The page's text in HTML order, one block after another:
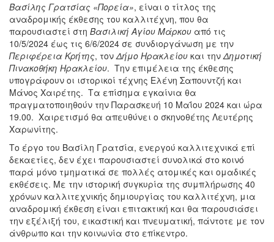
Βασίλης Γρατσίας «Πορεία», είναι ο τίτλος της
αναδρομικής έκθεσης του καλλιτέχνη, που θα
παρουσιαστεί στη Βασιλική Αγίου Μάρκου από τις
10/5/2024 έως τις 6/6/2024 σε συνδιοργάνωση με την
Περιφέρεια Κρήτης, τονΔήμο Ηρακλείου και τηνΔημοτική
Πινακοθήκη Ηρακλείου. Την επιμέλεια της έκθεσης
υπογράφουν οι ιστορικοί τέχνης Ελένη Σαπουντζή και
Μάνος Χαιρέτης. Τα επίσημα εγκαίνια θα
πραγματοποιηθούν την Παρασκευή 10 Μαΐου 2024 και ώρα
19.00. Χαιρετισμό θα απευθύνει ο σκηνοθέτης Λευτέρης
Χαρωνίτης.
Το έργο του Βασίλη Γρατσία, ενεργού καλλιτεχνικά επί
δεκαετίες, δεν έχει παρουσιαστεί συνολικά στο κοινό
παρά μόνο τμηματικά σε πολλές ατομικές και ομαδικές
εκθέσεις. Με την ιστορική συγκυρία της συμπλήρωσης 40
χρόνων καλλιτεχνικής δημιουργίας του καλλιτέχνη, μια
αναδρομική έκθεση είναι επιτακτική και θα παρουσιάσει
την εξέλιξή του, εικαστική και πνευματική, πάντοτε με τον
άνθρωπο και την κοινωνία στο επίκεντρο.